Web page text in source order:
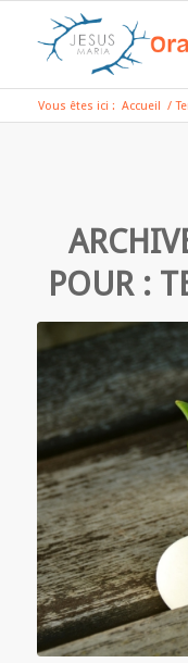
Vous êtes ici : Accueil /
POUR :